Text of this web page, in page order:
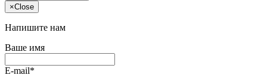
×Close
Напишите нам
Ваше имя
E-mail*